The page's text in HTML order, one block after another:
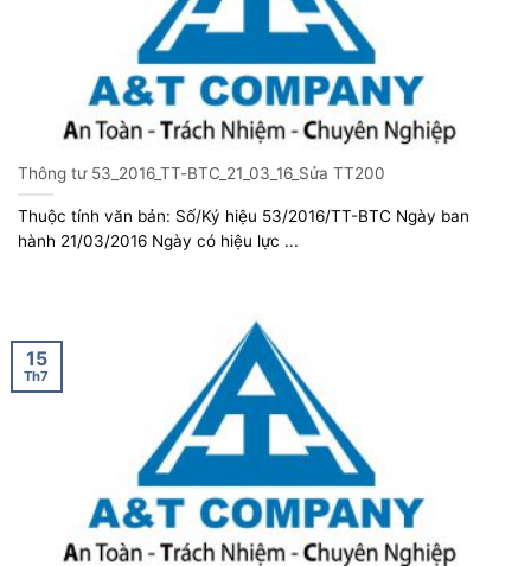
Thông tư 53_2016_TT-BTC_21_03_16_Sửa TT200
Thuộc tính văn bản: Số/Ký hiệu 53/2016/TT-BTC Ngày ban
hành 21/03/2016 Ngày có hiệu lực ...
15
Th7